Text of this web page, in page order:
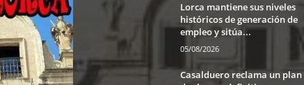
Lorca mantiene sus niveles
históricos de generación de
empleo y sitúa...
05/08/2026
Casalduero reclama un plan